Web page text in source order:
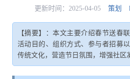
更新时间：2025-04-05 策划
【摘要】：本文主要介绍春节送春
活动目的、组织方式、参与者招募
传统文化，营造节日氛围，增强社区